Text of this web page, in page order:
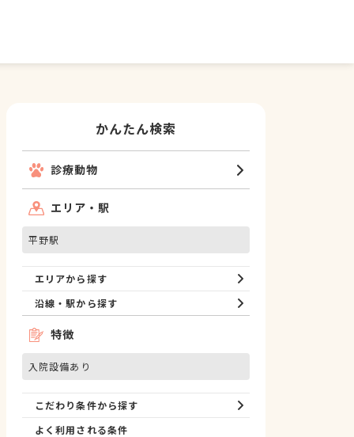
かんたん検索
診療動物
エリア・駅
平野駅
エリアから探す
沿線・駅から探す
特徴
入院設備あり
こだわり条件から探す
よく利用される条件